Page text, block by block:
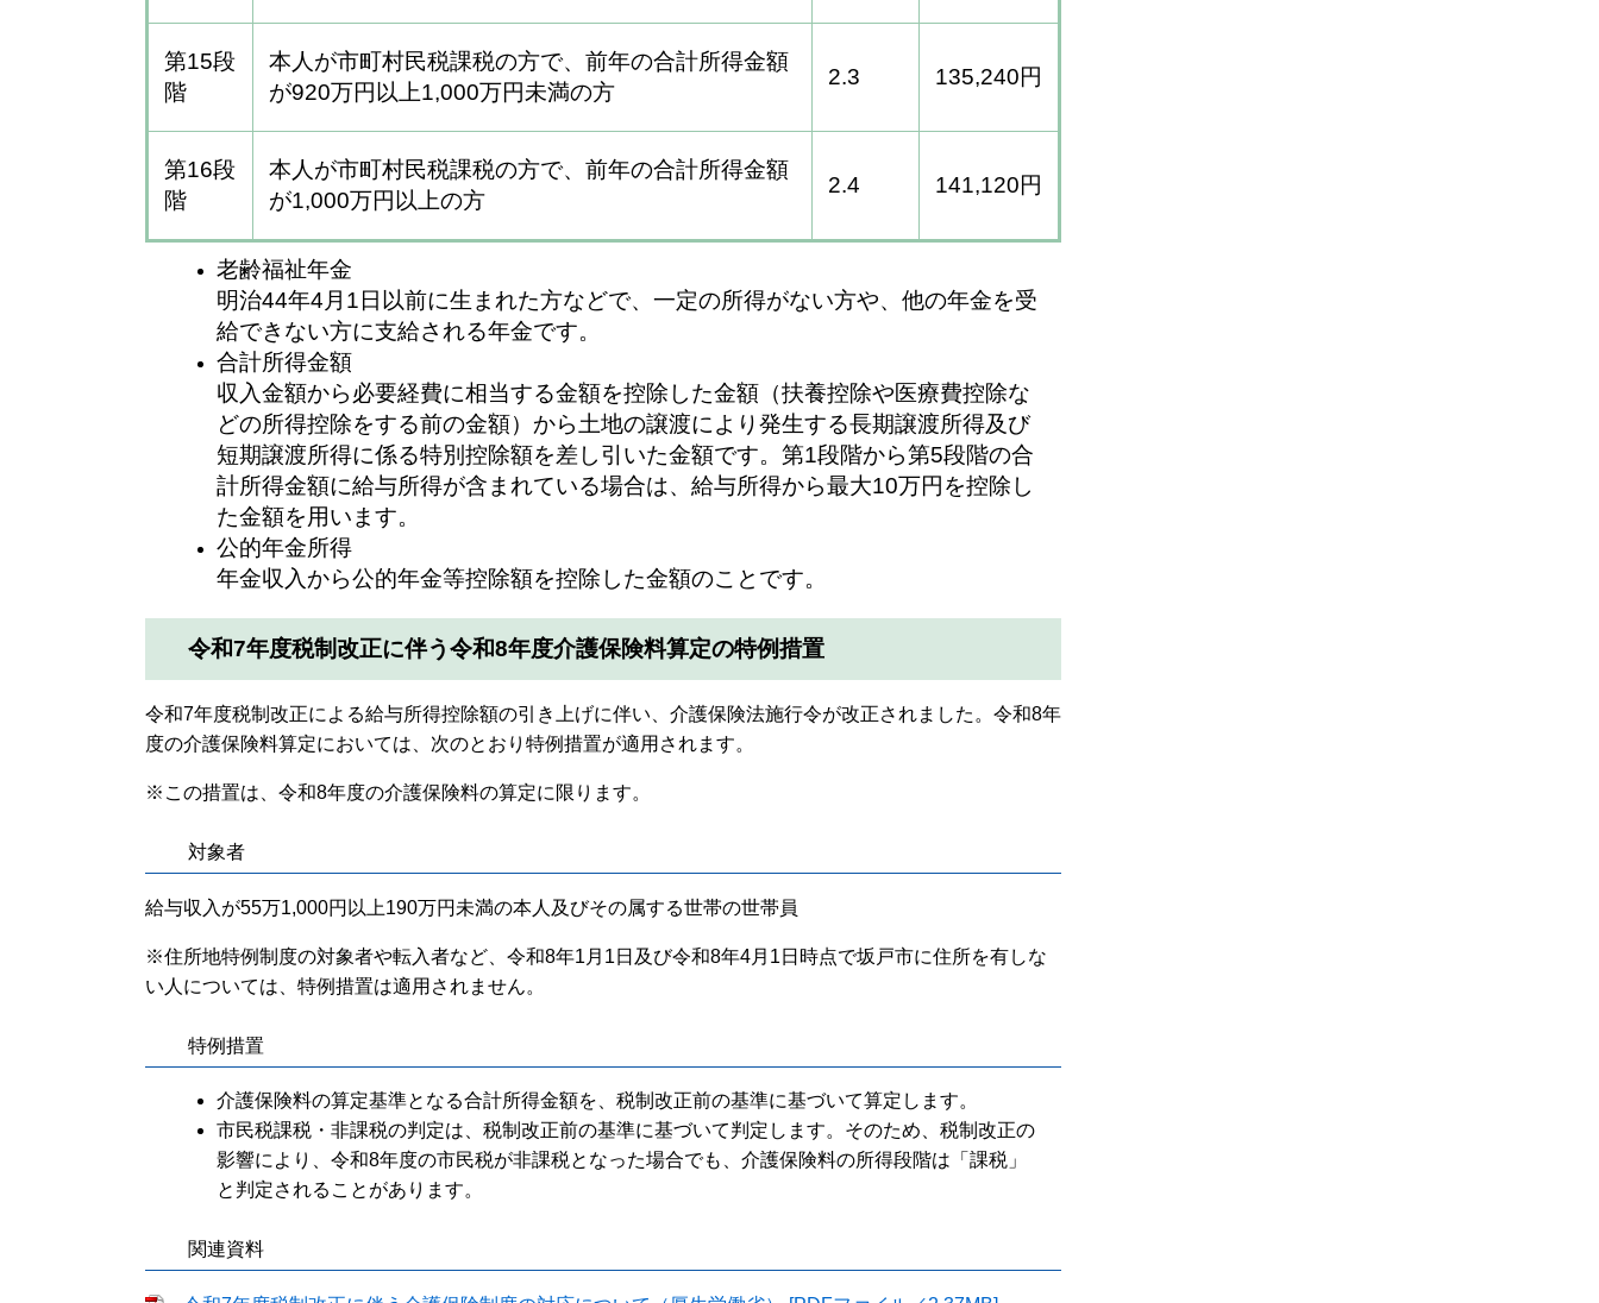
第15段
階
本人が市町村民税課税の方で、前年の合計所得金額
が920万円以上1,000万円未満の方​
2.3 135,240円
第16段
階
本人が市町村民税課税の方で、前年の合計所得金額
が1,000万円以上の方
2.4 141,120円
老齢福祉年金
明治44年4月1日以前に生まれた方などで、一定の所得がない方や、他の年金を受
給できない方に支給される年金です。
合計所得金額
収入金額から必要経費に相当する金額を控除した金額（扶養控除や医療費控除な
どの所得控除をする前の金額）から土地の譲渡により発生する長期譲渡所得及び
短期譲渡所得に係る特別控除額を差し引いた金額です。第1段階から第5段階の合
計所得金額に給与所得が含まれている場合は、給与所得から最大10万円を控除し
た金額を用います。
公的年金所得
年金収入から公的年金等控除額を控除した金額のことです。
​令和7年度税制改正に伴う令和8年度介護保険料算定の特例措置
令和7年度税制改正による給与所得控除額の引き上げに伴い、介護保険法施行令が改正されました。令和8年
度の介護保険料算定においては、次のとおり特例措置が適用されます。
※この措置は、令和8年度の介護保険料の算定に限ります。
対象者
給与収入が55万1,000円以上190万円未満の本人及びその属する世帯の世帯員
※住所地特例制度の対象者や転入者など、令和8年1月1日及び令和8年4月1日時点で坂戸市に住所を有しな
い人については、特例措置は適用されません。
特例措置
介護保険料の算定基準となる合計所得金額を、税制改正前の基準に基づいて算定します。
市民税課税・非課税の判定は、税制改正前の基準に基づいて判定します。そのため、税制改正の
影響により、令和8年度の市民税が非課税となった場合でも、介護保険料の所得段階は「課税」
と判定されることがあります。
関連資料